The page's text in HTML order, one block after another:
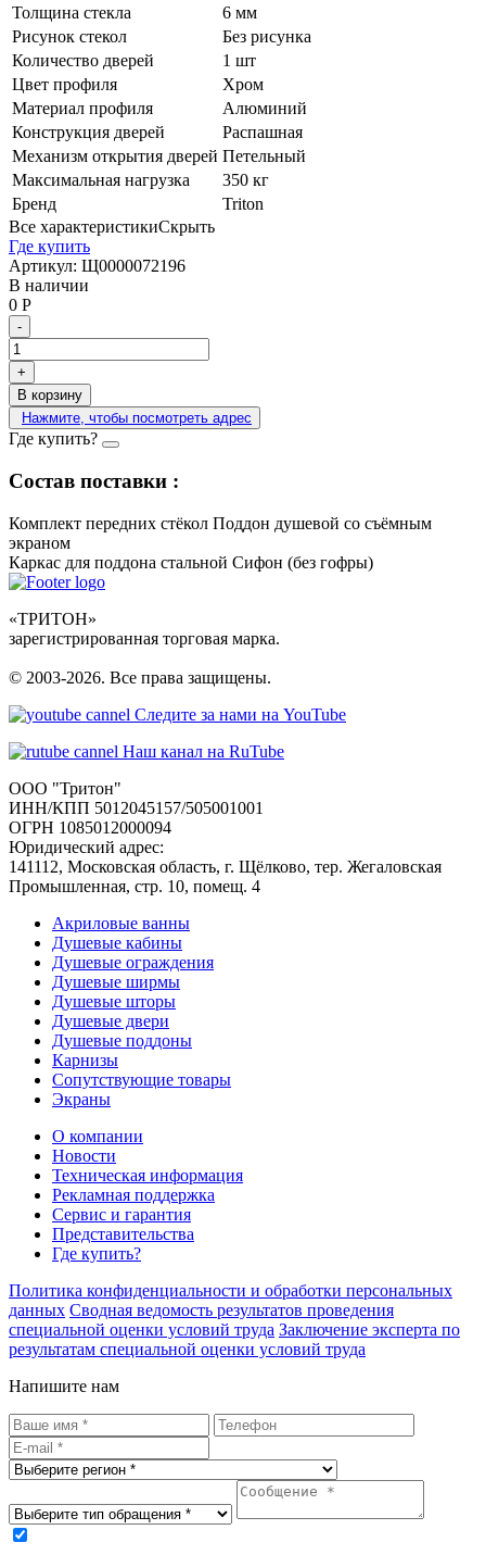
Толщина стекла
6 мм
Рисунок стекол
Без рисунка
Количество дверей
1 шт
Цвет профиля
Хром
Материал профиля
Алюминий
Конструкция дверей
Распашная
Механизм открытия дверей Петельный
Максимальная нагрузка
350 кг
Бренд
Triton
Все характеристикиСкрыть
Где купить
Артикул: Щ0000072196
В наличии
0 Р
-
+
В корзину
Нажмите, чтобы посмотреть адрес
Где купить?
Состав поставки :
Комплект передних стёкол Поддон душевой со съёмным
экраном
Каркас для поддона стальной Сифон (без гофры)
«ТРИТОН»
зарегистрированная торговая марка.
© 2003-2026. Все права защищены.
Следите за нами на YouTube
Наш канал на RuTube
ООО "Тритон"
ИНН/КПП 5012045157/505001001
ОГРН 1085012000094
Юридический адрес:
141112, Московская область, г. Щёлково, тер. Жегаловская
Промышленная, стр. 10, помещ. 4
Акриловые ванны
Душевые кабины
Душевые ограждения
Душевые ширмы
Душевые шторы
Душевые двери
Душевые поддоны
Карнизы
Сопутствующие товары
Экраны
О компании
Новости
Техническая информация
Рекламная поддержка
Сервис и гарантия
Представительства
Где купить?
Политика конфиденциальности и обработки персональных
данных Сводная ведомость результатов проведения
специальной оценки условий труда Заключение эксперта по
результатам специальной оценки условий труда
Напишите нам